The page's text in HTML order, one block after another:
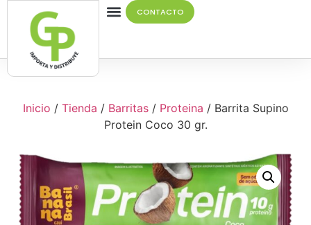
CONTACTO
Inicio / Tienda / Barritas/ Proteina / Barrita Supino
Protein Coco 30 gr.